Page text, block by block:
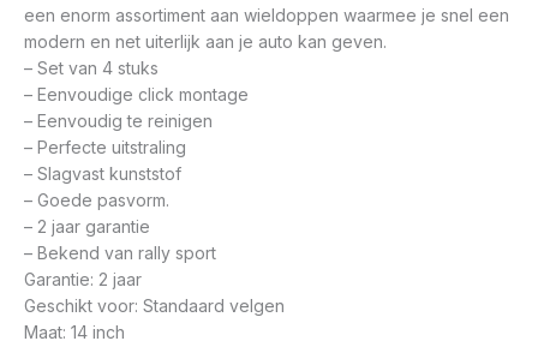
een enorm assortiment aan wieldoppen waarmee je snel een
modern en net uiterlijk aan je auto kan geven.
– Set van 4 stuks
– Eenvoudige click montage
– Eenvoudig te reinigen
– Perfecte uitstraling
– Slagvast kunststof
– Goede pasvorm.
– 2 jaar garantie
– Bekend van rally sport
Garantie: 2 jaar
Geschikt voor: Standaard velgen
Maat: 14 inch